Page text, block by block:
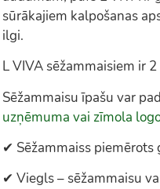
sūrākajiem kalpošanas
ilgi.
L VIVA sēžammaisiem ir
Sēžammaisu īpašu var
uzņēmuma vai zīmola
✔ Sēžammaiss
✔ Viegls – sēžammaisu